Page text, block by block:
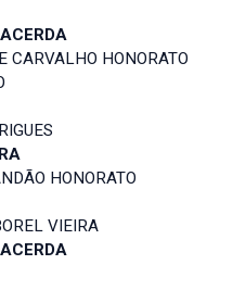
CARVALHO HONORATO
HONORATO
VIEIRA